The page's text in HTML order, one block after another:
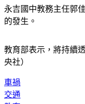
永吉國中教務主任郭
的發生。
教育部表示，將持續
央社）
車禍
交通